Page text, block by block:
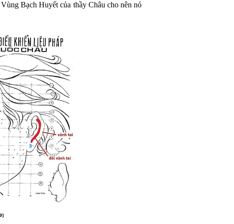
Bạch Huyết của thầy Châu cho nên nó